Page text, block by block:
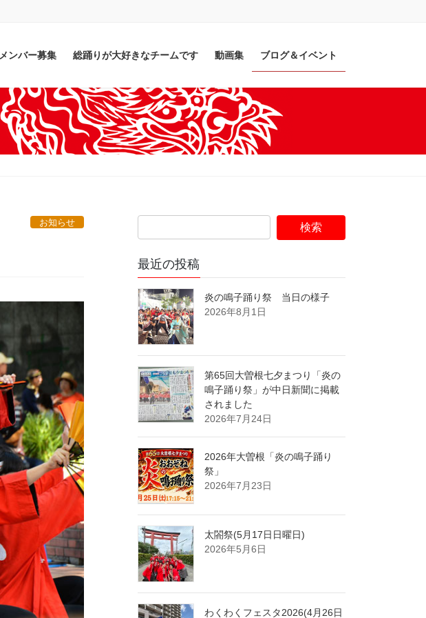
メンバー募集 総踊りが大好きなチームです 動画集 ブログ＆イベント
お知らせ
最近の投稿
炎の鳴子踊り祭 当日の様子
2026年8月1日
第65回大曽根七夕まつり「炎の
鳴子踊り祭」が中日新聞に掲載
されました
2026年7月24日
2026年大曽根「炎の鳴子踊り
祭」
2026年7月23日
太閤祭(5月17日日曜日)
2026年5月6日
わくわくフェスタ2026(4月26日